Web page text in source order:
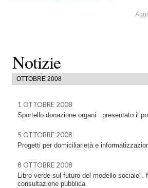
Notizie
1 OTTOBRE 2008
Sportello donazione organi : presentato il
5 OTTOBRE 2008
Progetti per domiciliarietà e
8 OTTOBRE 2008
Libro verde sul futuro del modello sociale".
consultazione pubblica